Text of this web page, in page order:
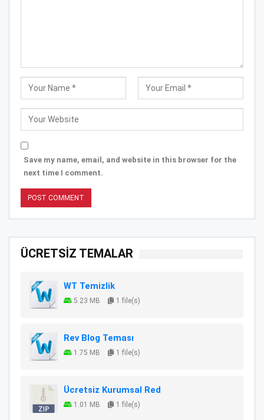
Save my name, email, and website in this browser for the
next time I comment.
ÜCRETSİZ TEMALAR
WT Temizlik
5.23 MB 1 file(s)
Rev Blog Teması
1.75 MB 1 file(s)
Ücretsiz Kurumsal Red
1.01 MB 1 file(s)